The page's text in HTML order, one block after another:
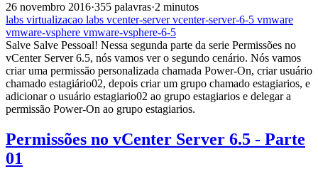
26 novembro 2016·355 palavras·2 minutos
labs virtualizacao labs vcenter-servervcenter-server-6-5 vmware
vmware-vsphere vmware-vsphere-6-5
Salve Salve Pessoal! Nessa segunda parte da serie Permissões no
vCenter Server 6.5, nós vamos ver o segundo cenário. Nós vamos
criar uma permissão personalizada chamada Power-On, criar usuário
chamado estagiário02, depois criar um grupo chamado estagiarios, e
adicionar o usuário estagiario02 ao grupo estagiarios e delegar a
permissão Power-On ao grupo estagiarios.
Permissões no vCenter Server 6.5 - Parte
01